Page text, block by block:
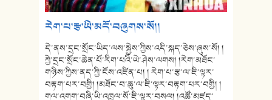
རེག་པ་རྩ་ཡི་མདོ་བཞུགས་སོ།།
དེ་ནས་དྲང་སྲོང་ཡིད་ལས་སྐྱེས་ཀྱིས་འདི་སྐད་ཅེས་ཞུས་སོ། །
ཀྱེ་དྲང་སྲོང་ཆེན་པོ་རིག་པའི་ཡེ་ཤེས་ལགས། །རེག་མཐོང་
གཉིས་ཀྱིས་ནད་ཀྱི་ངོས་འཛིན་པ། ། རེག་པ་རྩ་ལ་ཇི་ལྟར་
བརྟག་པར་བགྱི། །མཐོང་བ་ཆུ་ལ་ཇི་ལྟར་བརྟག་པར་བགྱི། །
གལ་འགག་བཞི་ཡི་འཁྲུལ་སོ་ཇི་ལྟར་བསལ། །འཚོ་མཛད་